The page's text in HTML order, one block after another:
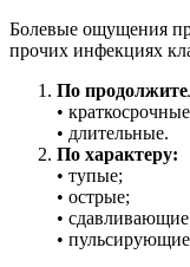
Болевые ощущения
прочих инфекциях
По
•
• длительные.
По характеру:
• тупые;
• острые;
•
•